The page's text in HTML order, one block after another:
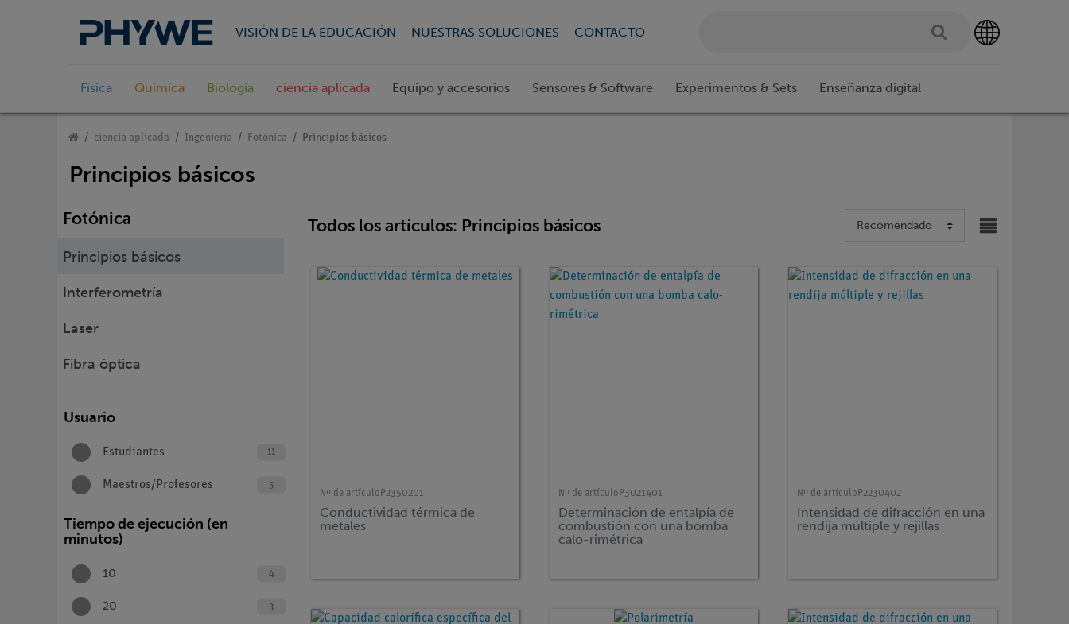
VISIÓN DE LA EDUCACIÓN NUESTRAS SOLUCIONES CONTACTO
Física Química Biologia ciencia aplicada Equipo y accesorios Sensores & Software Experimentos & Sets Enseñanza digital
ciencia aplicada Ingeniería Fotónica Principios básicos
Principios básicos
Fotónica
Principios básicos
Interferometría
Laser
Fibra óptica
Usuario
Estudiantes 11
Maestros/Profesores 5
Tiempo de ejecución (en
minutos)
10 4
20 3
Todos los artículos: Principios básicos
Nº de artículo P2350201
Conductividad térmica de
metales
Nº de artículo P3021401
Determinación de entalpía de
combustión con una bomba
calo-rimétrica
Nº de artículo P2230402
Intensidad de difracción en una
rendija múltiple y rejillas